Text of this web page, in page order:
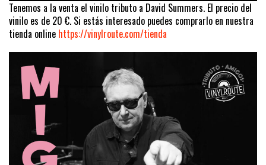
Tenemos a la venta el vinilo tributo a David Summers. El precio del
vinilo es de 20 €. Si estás interesado puedes comprarlo en nuestra
tienda online https://vinylroute.com/tienda